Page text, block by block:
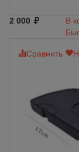
2 000
В
Сравнить